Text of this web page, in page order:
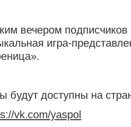
вечером
игра-
будут доступны на
vk.com/yaspol